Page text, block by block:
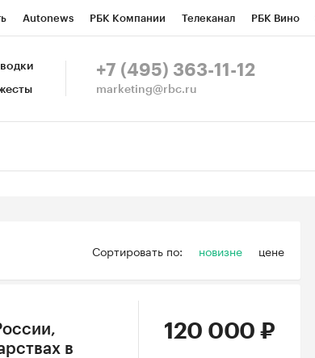
Autonews РБК Компании Телеканал РБК Вино
Конференции СПб Спецпроекты
+7 (495) 363-11-12
marketing@rbc.ru
Сортировать по: новизне цене
в
120 000 ₽